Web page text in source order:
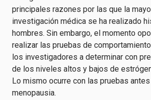
principales razones por las que la
investigación médica se ha realizado
hombres. Sin embargo, el momento
realizar las pruebas de
los investigadores a determinar con
de los niveles altos y bajos de
Lo mismo ocurre con las pruebas
menopausia.